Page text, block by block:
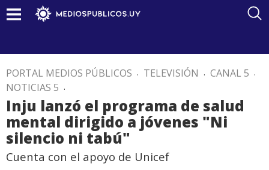
PORTAL MEDIOS PÚBLICOS . TELEVISIÓN . CANAL 5 .
NOTICIAS 5 .
Inju lanzó el programa de salud
mental dirigido a jóvenes "Ni
silencio ni tabú"
Cuenta con el apoyo de Unicef